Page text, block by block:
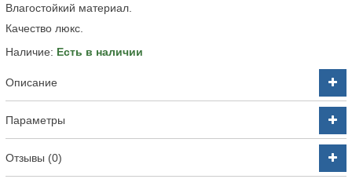
Влагостойкий материал.
Качество люкс.
Наличие: Есть в наличии
Описание
Параметры
Отзывы (0)